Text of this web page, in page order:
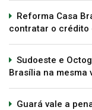
Reforma Casa
contratar o crédito
Sudoeste e
Brasília na mesma
Guará vale a